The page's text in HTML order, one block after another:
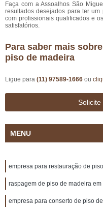
Faça com a Assoalhos São
resultados desejados para ter
com profissionais qualificados e
satisfatórios.
Para saber mais
piso de madeira
Ligue para (11) 97589-1666 ou
MENU
empresa para restauração de
raspagem de piso de madeira
empresa para conserto de piso